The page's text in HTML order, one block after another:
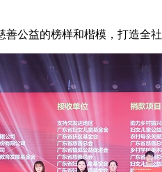
益的榜样和楷模，打造全社